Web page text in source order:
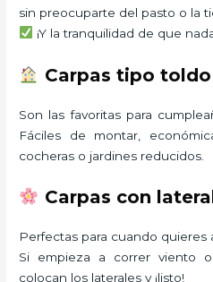
sin preocuparte del pasto o la
¡Y la tranquilidad de que
Carpas tipo toldo
Son las favoritas para
Fáciles de montar,
cocheras o jardines reducidos.
Carpas con
Perfectas para cuando quieres
Si empieza a correr viento
colocan los laterales y ¡listo!